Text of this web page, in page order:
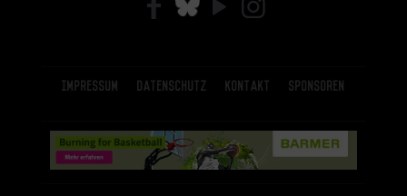
Impressum Datenschutz Kontakt Sponsoren